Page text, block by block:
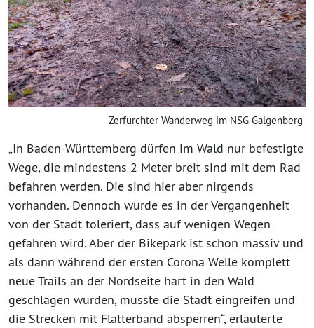
Zerfurchter Wanderweg im NSG Galgenberg
„In Baden-Württemberg dürfen im Wald nur befestigte
Wege, die mindestens 2 Meter breit sind mit dem Rad
befahren werden. Die sind hier aber nirgends
vorhanden. Dennoch wurde es in der Vergangenheit
von der Stadt toleriert, dass auf wenigen Wegen
gefahren wird. Aber der Bikepark ist schon massiv und
als dann während der ersten Corona Welle komplett
neue Trails an der Nordseite hart in den Wald
geschlagen wurden, musste die Stadt eingreifen und
die Strecken mit Flatterband absperren“, erläuterte